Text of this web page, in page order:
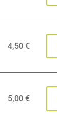
4,50€
5,00€